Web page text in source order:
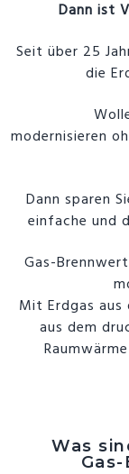
Dann ist
Seit über 25
die
modernisieren
Dann sparen
einfache und
Gas-
Mit Erdgas aus
aus dem
Was